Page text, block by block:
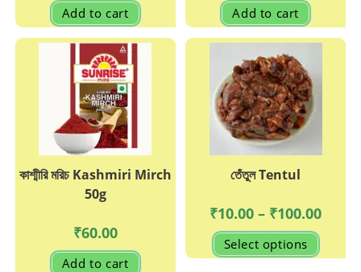
Add to cart Add to cart
কাশ্মীরি মরিচ Kashmiri Mirch
50g
₹60.00
Add to cart
তেঁতুল Tentul
₹10.00 – ₹100.00Price
range:
Select options
This
has